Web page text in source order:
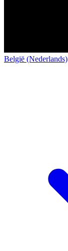
België (Nederlands)